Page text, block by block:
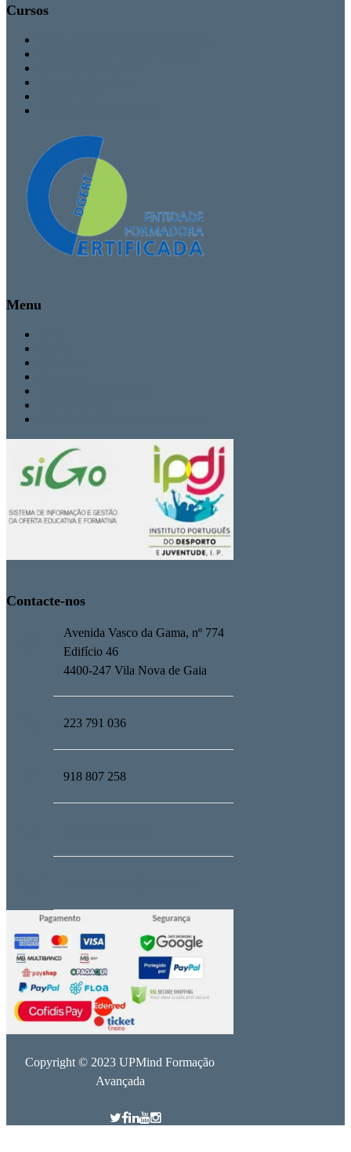
Cursos
Menu
Contacte-nos
Avenida Vasco da Gama, nº 774
Edifício 46
4400-247 Vila Nova de Gaia
223 791 036
918 807 258
Copyright © 2023 UPMind Formação
Avançada